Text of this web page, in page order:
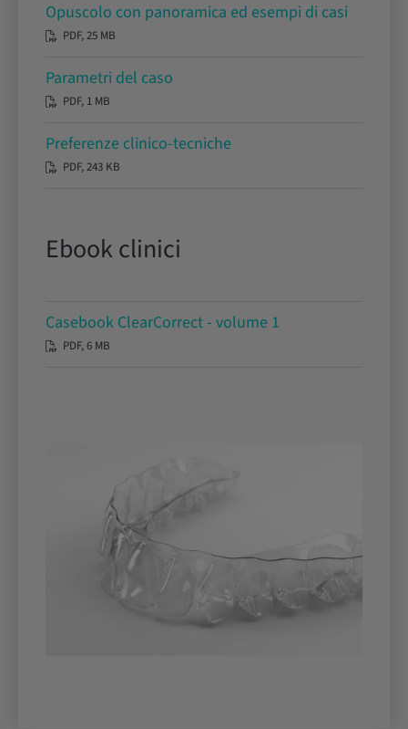
Opuscolo con panoramica ed esempi di casi
PDF, 25 MB
Parametri del caso
PDF, 1 MB
Preferenze clinico-tecniche
PDF, 243 KB
Ebook clinici
Casebook ClearCorrect - volume 1
PDF, 6 MB